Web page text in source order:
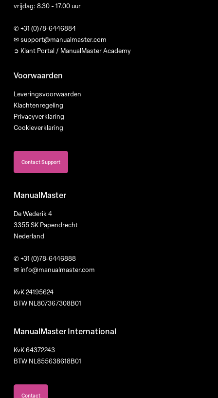
vrijdag: 8.30 - 17.00 uur
✆+31 (0)78-6446884
✉ support@manualmaster.com
➲ Klant Portal / ManualMaster Academy
Voorwaarden
Leveringsvoorwaarden
Klachtenregeling
Privacyverklaring
Cookieverklaring
Contact Support
ManualMaster
De Wederik 4
3355 SK Papendrecht
Nederland
✆+31 (0)78-6446888
✉ info@manualmaster.com
KvK 24195624
BTW NL807367308B01
ManualMaster International
KvK 64372243
BTW NL855638618B01
Contact